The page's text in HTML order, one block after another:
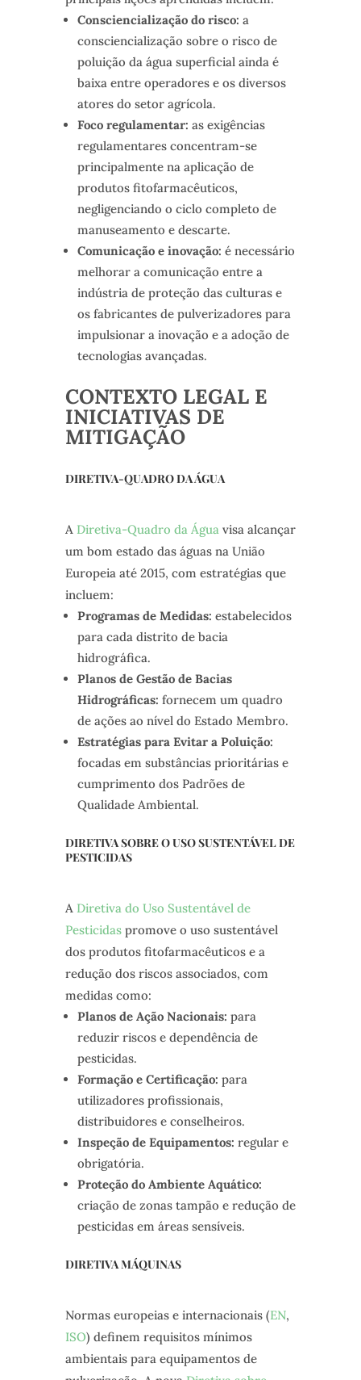
Consciencialização do risco: a
consciencialização sobre o risco de
poluição da água superficial ainda é
baixa entre operadores e os diversos
atores do setor agrícola.
Foco regulamentar: as exigências
regulamentares concentram-se
principalmente na aplicação de
produtos fitofarmacêuticos,
negligenciando o ciclo completo de
manuseamento e descarte.
Comunicação e inovação: é necessário
melhorar a comunicação entre a
indústria de proteção das culturas e
os fabricantes de pulverizadores para
impulsionar a inovação e a adoção de
tecnologias avançadas.
CONTEXTO LEGAL E
INICIATIVAS DE
MITIGAÇÃO
DIRETIVA-QUADRO DA ÁGUA
A Diretiva-Quadro da Águavisa alcançar
um bom estado das águas na União
Europeia até 2015, com estratégias que
incluem:
Programas de Medidas: estabelecidos
para cada distrito de bacia
hidrográfica.
Planos de Gestão de Bacias
Hidrográficas: fornecem um quadro
de ações ao nível do Estado Membro.
Estratégias para Evitar a Poluição:
focadas em substâncias prioritárias e
cumprimento dos Padrões de
Qualidade Ambiental.
DIRETIVA SOBRE O USO SUSTENTÁVEL DE
PESTICIDAS
A Diretiva do Uso Sustentável de
Pesticidaspromove o uso sustentável
dos produtos fitofarmacêuticos e a
redução dos riscos associados, com
medidas como:
Planos de Ação Nacionais: para
reduzir riscos e dependência de
pesticidas.
Formação e Certificação: para
utilizadores profissionais,
distribuidores e conselheiros.
Inspeção de Equipamentos: regular e
obrigatória.
Proteção do Ambiente Aquático:
criação de zonas tampão e redução de
pesticidas em áreas sensíveis.
DIRETIVA MÁQUINAS
Normas europeias e internacionais (EN,
ISO) definem requisitos mínimos
ambientais para equipamentos de